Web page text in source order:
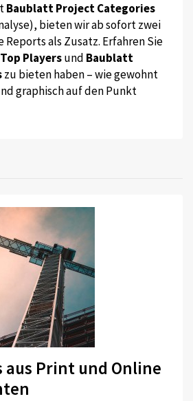
Baublatt Project Categories
bieten wir ab sofort zwei
als Zusatz. Erfahren Sie
Playersund Baublatt
zu bieten haben – wie gewohnt
graphisch auf den Punkt
aus Print und Online